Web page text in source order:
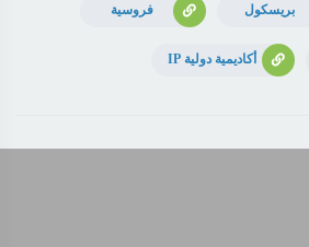
بريسكول فروسية
أكاديمية دولية IP